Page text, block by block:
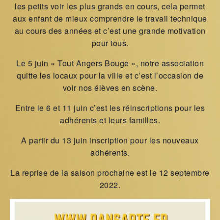
les petits voir les plus grands en cours, cela permet
aux enfant de mieux comprendre le travail technique
au cours des années et c’est une grande motivation
pour tous.
Le 5 juin « Tout Angers Bouge », notre association
quitte les locaux pour la ville et c’est l’occasion de
voir nos élèves en scène.
Entre le 6 et 11 juin c’est les réinscriptions pour les
adhérents et leurs familles.
A partir du 13 juin inscription pour les nouveaux
adhérents.
La reprise de la saison prochaine est le 12 septembre
2022.